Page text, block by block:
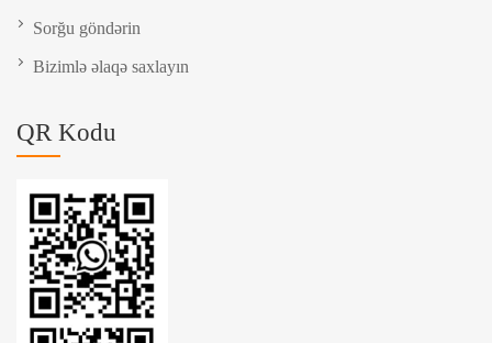
Sorğu göndərin
Bizimlə əlaqə saxlayın
QR Kodu